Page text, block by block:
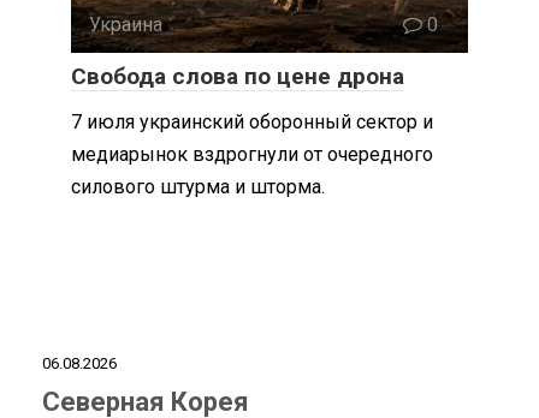
Украина 0
Свобода слова по цене дрона
7 июля украинский оборонный сектор и
медиарынок вздрогнули от очередного
силового штурма и шторма.
06.08.2026
Северная Корея